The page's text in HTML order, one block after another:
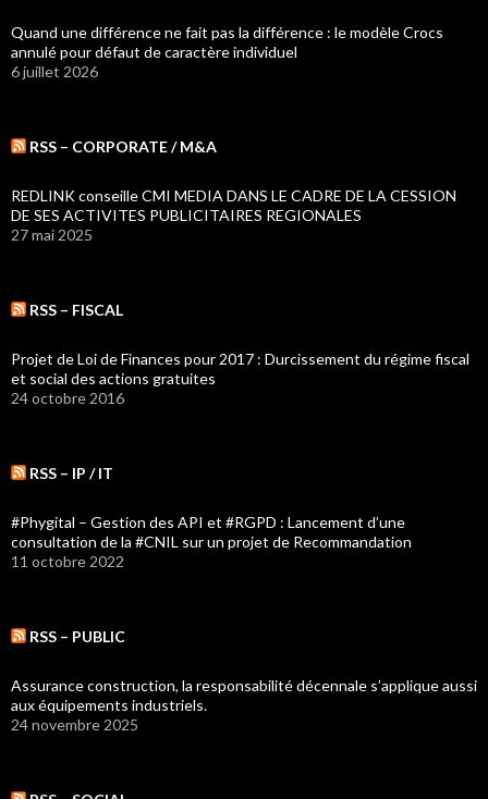
Quand une différence ne fait pas la différence : le modèle Crocs
annulé pour défaut de caractère individuel
6 juillet 2026
RSS – CORPORATE / M&A
REDLINK conseille CMI MEDIA DANS LE CADRE DE LA CESSION
DE SES ACTIVITES PUBLICITAIRES REGIONALES
27 mai 2025
RSS – FISCAL
Projet de Loi de Finances pour 2017 : Durcissement du régime fiscal
et social des actions gratuites
24 octobre 2016
RSS – IP / IT
#Phygital – Gestion des API et #RGPD : Lancement d’une
consultation de la #CNIL sur un projet de Recommandation
11 octobre 2022
RSS – PUBLIC
Assurance construction, la responsabilité décennale s’applique aussi
aux équipements industriels.
24 novembre 2025